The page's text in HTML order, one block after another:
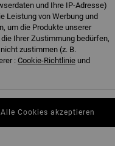
und Ihre IP-Adresse)
Leistung von Werbung und
um die Produkte unserer
Ihrer Zustimmung bedürfen,
zustimmen (z. B.
: Cookie-Richtlinie und
Alle Cookies akzeptieren